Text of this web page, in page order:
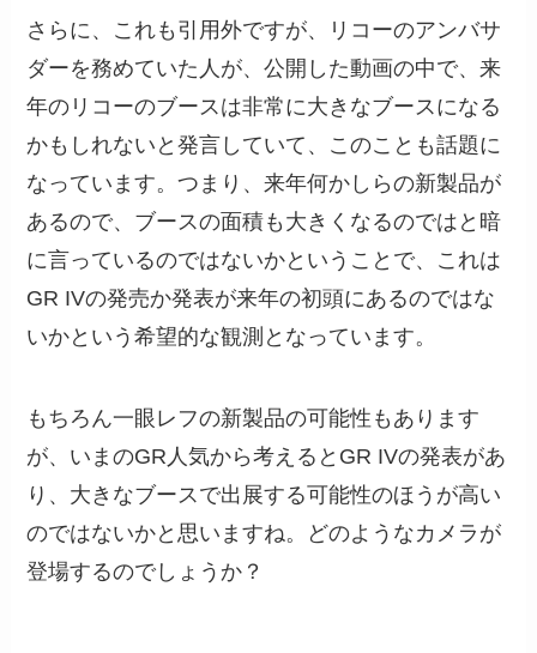
さらに、これも引用外ですが、リコーのアンバサ
ダーを務めていた人が、公開した動画の中で、来
年のリコーのブースは非常に大きなブースになる
かもしれないと発言していて、このことも話題に
なっています。つまり、来年何かしらの新製品が
あるので、ブースの面積も大きくなるのではと暗
に言っているのではないかということで、これは
GR IVの発売か発表が来年の初頭にあるのではな
いかという希望的な観測となっています。
もちろん一眼レフの新製品の可能性もあります
が、いまのGR人気から考えるとGR IVの発表があ
り、大きなブースで出展する可能性のほうが高い
のではないかと思いますね。どのようなカメラが
登場するのでしょうか？